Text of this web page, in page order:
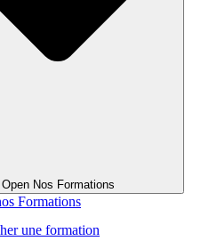
Open Nos Formations
Formations
une formation